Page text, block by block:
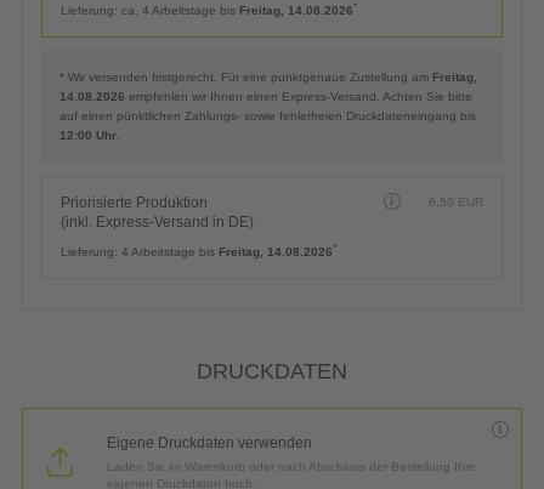
Lieferung: ca. 4 Arbeitstage bis Freitag, 14.08.2026*
* Wir versenden fristgerecht. Für eine punktgenaue Zustellung am Freitag,
14.08.2026 empfehlen wir Ihnen einen Express-Versand. Achten Sie bitte
auf einen pünktlichen Zahlungs- sowie fehlerfreien Druckdateneingang bis
12:00 Uhr
Priorisierte Produktion
(inkl. Express-Versand in DE)
6,50 EUR
Lieferung: 4 Arbeitstage bis Freitag, 14.08.2026*
DRUCKDATEN
Eigene Druckdaten verwenden
Laden Sie im Warenkorb oder nach Abschluss der Bestellung Ihre
eigenen Druckdaten hoch.